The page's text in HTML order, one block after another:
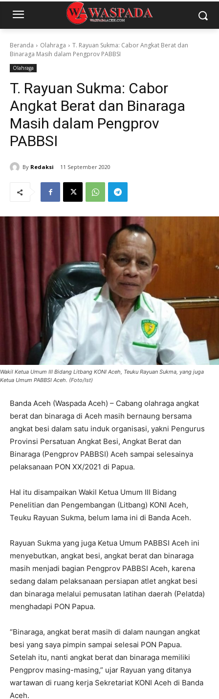
Beranda Olahraga
T. Rayuan Sukma: Cabor Angkat Berat dan
Binaraga Masih dalam Pengprov PABBSI
Olahraga
T. Rayuan Sukma: Cabor
Angkat Berat dan Binaraga
Masih dalam Pengprov
PABBSI
By Redaksi 11 September 2020
Wakil Ketua Umum III Bidang Litbang KONI Aceh, Teuku Rayuan Sukma, yang juga
Ketua Umum PABBSI Aceh. (Foto/Ist)
Banda Aceh (Waspada Aceh) – Cabang olahraga angkat
berat dan binaraga di Aceh masih bernaung bersama
angkat besi dalam satu induk organisasi, yakni Pengurus
Provinsi Persatuan Angkat Besi, Angkat Berat dan
Binaraga (Pengprov PABBSI) Aceh sampai selesainya
pelaksanaan PON XX/2021 di Papua.
Hal itu disampaikan Wakil Ketua Umum III Bidang
Penelitian dan Pengembangan (Litbang) KONI Aceh,
Teuku Rayuan Sukma, belum lama ini di Banda Aceh.
Rayuan Sukma yang juga Ketua Umum PABBSI Aceh ini
menyebutkan, angkat besi, angkat berat dan binaraga
masih menjadi bagian Pengprov PABBSI Aceh, karena
sedang dalam pelaksanaan persiapan atlet angkat besi
dan binaraga melalui pemusatan latihan daerah (Pelatda)
menghadapi PON Papua.
“Binaraga, angkat berat masih di dalam naungan angkat
besi yang saya pimpin sampai selesai PON Papua.
Setelah itu, nanti angkat berat dan binaraga memiliki
Pengprov masing-masing,” ujar Rayuan yang ditanya
wartawan di ruang kerja Sekretariat KONI Aceh di Banda
Aceh.